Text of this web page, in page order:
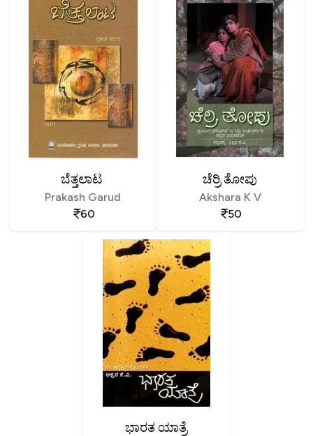
ಬೆತ್ತಲಾಟ
Prakash Garud
60
ಚೆರ್ರಿ ತೋಪು
Akshara K V
50
ಭಾರತ ಯಾತ್ರೆ